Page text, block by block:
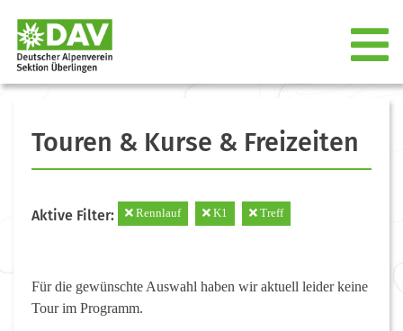
Touren & Kurse & Freizeiten
Aktive Filter: Rennlauf K1 Treff
Für die gewünschte Auswahl haben wir aktuell leider keine
Tour im Programm.